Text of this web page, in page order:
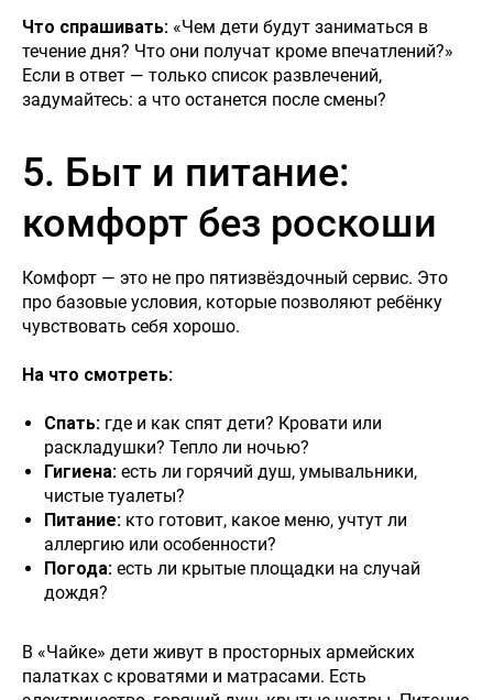
Что спрашивать: «Чем дети будут заниматься в
течение дня? Что они получат кроме впечатлений?»
Если в ответ — только список развлечений,
задумайтесь: а что останется после смены?
5. Быт и питание:
комфорт без роскоши
Комфорт — это не про пятизвёздочный сервис. Это
про базовые условия, которые позволяют ребёнку
чувствовать себя хорошо.
На что смотреть:
Спать: где и как спят дети? Кровати или
раскладушки? Тепло ли ночью?
Гигиена: есть ли горячий душ, умывальники,
чистые туалеты?
Питание: кто готовит, какое меню, учтут ли
аллергию или особенности?
Погода: есть ли крытые площадки на случай
дождя?
В «Чайке» дети живут в просторных армейских
палатках с кроватями и матрасами. Есть